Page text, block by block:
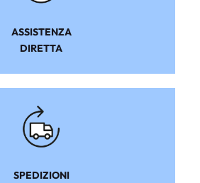
ASSISTENZA
DIRETTA
SPEDIZIONI